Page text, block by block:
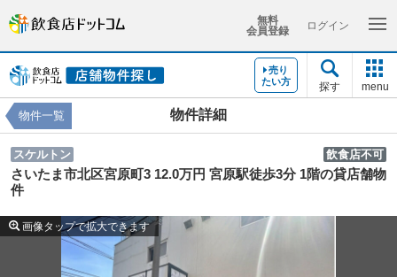
無料
会員登録
ログイン
売り
たい方
探す menu
物件詳細
物件一覧
スケルトン 飲食店不可
さいたま市北区宮原町3 12.0万円 宮原駅徒歩3分 1階の貸店舗物
件
画像タップで拡大できます